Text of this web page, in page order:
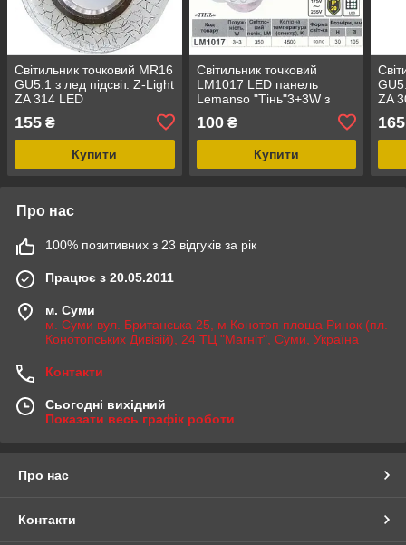
Світильник точковий MR16
GU5.1 з лед підсвіт. Z-Light
ZA 314 LED
155 ₴
Купити
Світильник точковий
LM1017 LED панель
Lemanso "Тінь"3+3W з
жовтою підсвіткою 350Lm
4500K 175-265V коло
100₴
Купити
ZA
165
Про нас
100% позитивних з 23 відгуків за рік
Працює з 20.05.2011
м. Суми
м. Суми вул. Британська 25, м Конотоп площа Ринок (пл.
Конотопських Дивізій), 24 ТЦ "Магніт", Суми, Україна
Контакти
Сьогодні вихідний
Показати весь графік роботи
Про нас
Контакти